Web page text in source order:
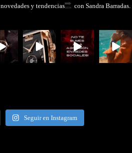
, novedades y tendencias
con Sandra Barradas.
Seguir en Instagram